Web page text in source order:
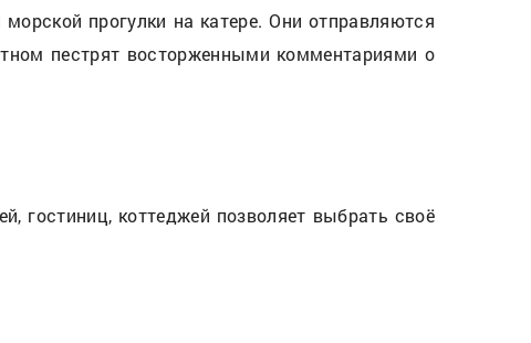
прогулки на катере. Они отправляются
пестрят восторженными комментариями о
гостиниц, коттеджей позволяет выбрать своё